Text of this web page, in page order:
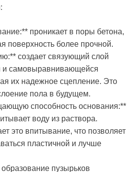
проникает в поры бетона,
поверхность более прочной.
создает связующий слой
и самовыравнивающейся
их надежное сцепление. Это
пола в будущем.
способность основания:**
воду из раствора.
это впитывание, что позволяет
пластичной и лучше
пузырьков